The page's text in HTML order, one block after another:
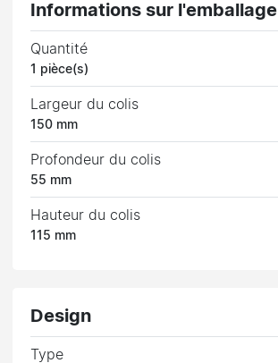
Informations sur l'emballage
Quantité
1 pièce(s)
Largeur du colis
150 mm
Profondeur du colis
55 mm
Hauteur du colis
115 mm
Design
Type